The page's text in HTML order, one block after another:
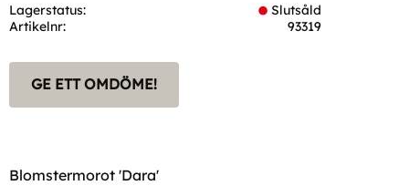
Lagerstatus
Slutsåld
Artikelnr
93319
GE ETT OMDÖME!
Blomstermorot 'Dara'